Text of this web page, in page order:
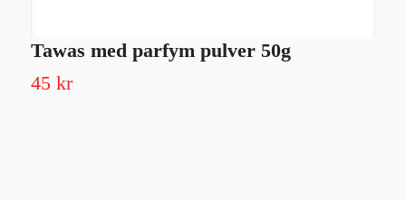
Tawas med parfym pulver 50g
45 kr